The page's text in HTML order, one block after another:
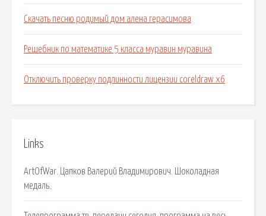
Скачать песню родимый дом алена герасимова
Решебник по математике 5 класса муравин муравина
Отключить проверку подлинности лицензии coreldraw x6
Links
ArtOfWar. Цапков Валерий Владимирович. Шоколадная
медаль.